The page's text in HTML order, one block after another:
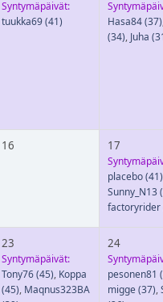
Syntymäpäivät:
tuukka69(41)
Hasa84(37)
(34), Juha
16 17
placebo(41)
Sunny_N13
factoryrider
23
Syntymäpäivät:
Tony76(45), Koppa
(45), Maqnus323BA
24
pesonen81
migge(37),